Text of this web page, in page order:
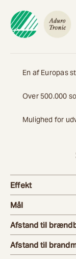
En af Europas
Over 500.000
Mulighed for
Effekt
Mål
Afstand til
Afstand til